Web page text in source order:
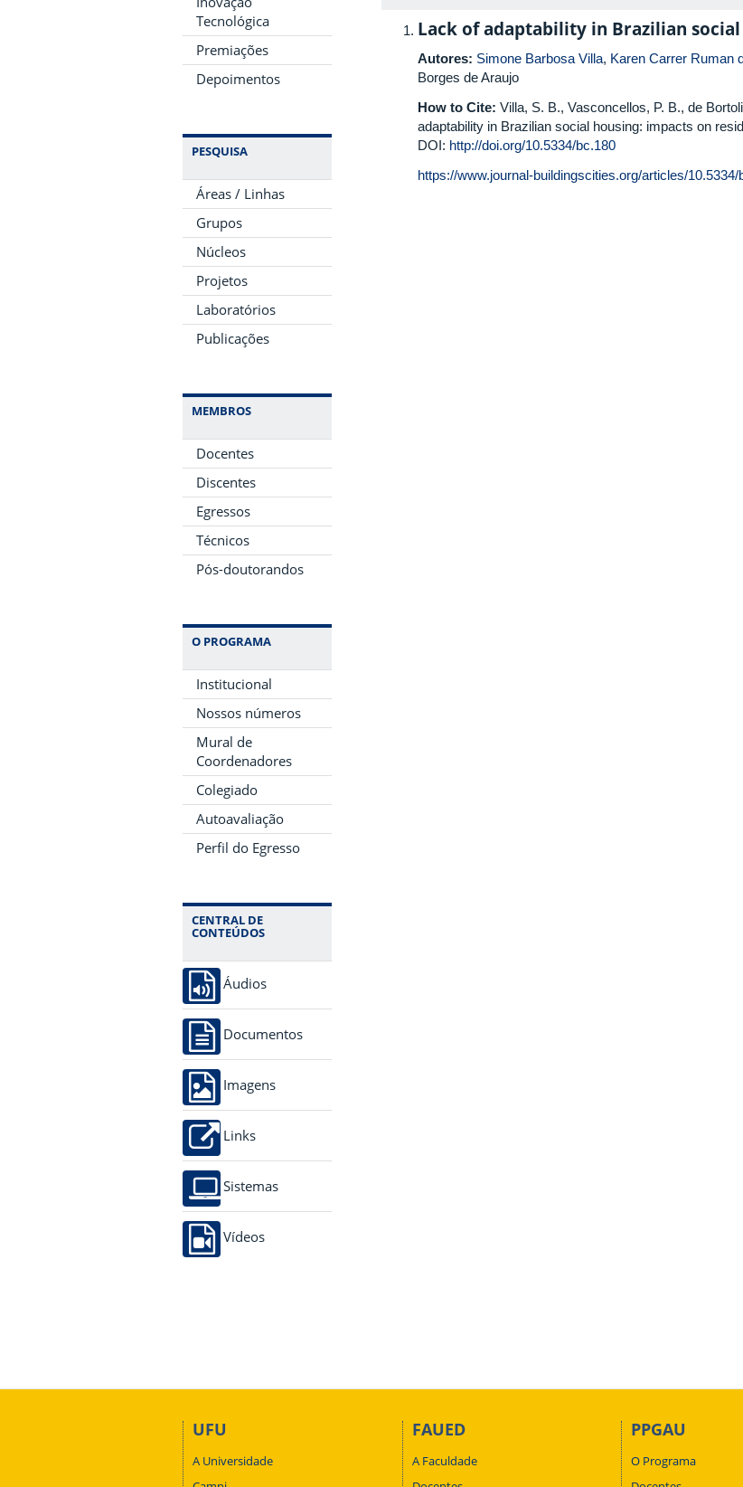
Tecnológica
Premiações
Depoimentos
PESQUISA
Áreas / Linhas
Grupos
Núcleos
Projetos
Laboratórios
Publicações
MEMBROS
Docentes
Discentes
Egressos
Técnicos
Pós-doutorandos
O PROGRAMA
Institucional
Nossos números
Mural de
Coordenadores
Colegiado
Autoavaliação
Perfil do Egresso
CENTRAL DE
CONTEÚDOS
Áudios
Documentos
Imagens
Links
Sistemas
Vídeos
Lack of adaptability in Brazilian
Autores: Simone Barbosa Villa, Karen Carrer Ruman
Borges de Araujo
How to Cite: Villa, S. B., Vasconcellos, P. B., de
adaptability in Brazilian social housing: impacts on
DOI: http://doi.org/10.5334/bc.180
https://www.journal-buildingscities.org/articles/10.5334/
UFU
A Universidade
FAUED
A Faculdade
PPGAU
O Programa